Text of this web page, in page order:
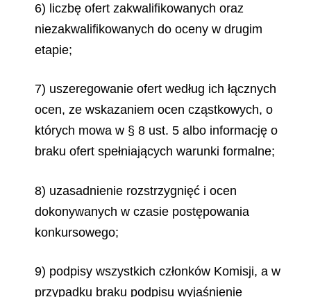
6) liczbę ofert zakwalifikowanych oraz
niezakwalifikowanych do oceny w drugim
etapie;
7) uszeregowanie ofert według ich łącznych
ocen, ze wskazaniem ocen cząstkowych, o
których mowa w § 8 ust. 5 albo informację o
braku ofert spełniających warunki formalne;
8) uzasadnienie rozstrzygnięć i ocen
dokonywanych w czasie postępowania
konkursowego;
9) podpisy wszystkich członków Komisji, a w
przypadku braku podpisu wyjaśnienie